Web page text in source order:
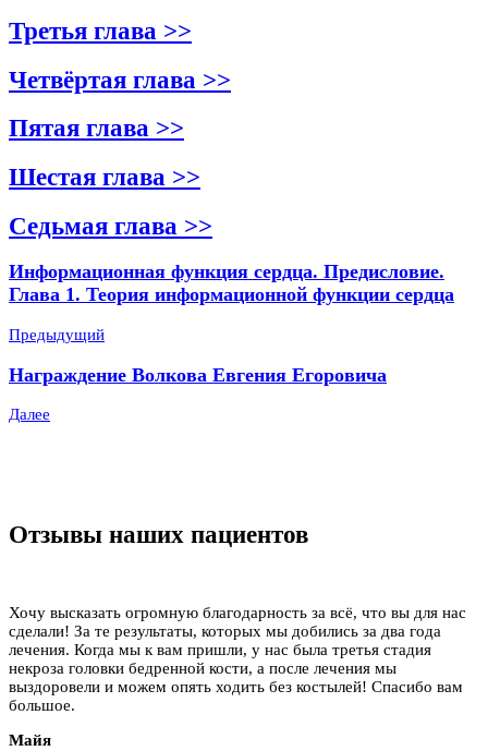
Третья глава >>
Четвёртая глава >>
Пятая глава >>
Шестая глава >>
Седьмая глава >>
Информационная функция сердца. Предисловие.
Глава 1. Теория информационной функции сердца
Предыдущий
Награждение Волкова Евгения Егоровича
Далее
Отзывы наших пациентов
Хочу высказать огромную благодарность за всё, что вы для нас
сделали! За те результаты, которых мы добились за два года
лечения. Когда мы к вам пришли, у нас была третья стадия
некроза головки бедренной кости, а после лечения мы
выздоровели и можем опять ходить без костылей! Спасибо вам
большое.
Майя